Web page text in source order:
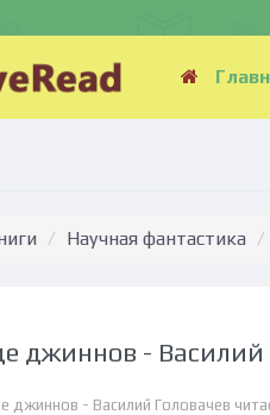
Научная фантастика
джиннов - Василий
джиннов - Василий Головачев